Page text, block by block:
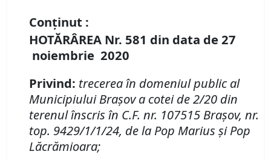
Conținut :
HOTĂRÂREA Nr. 581 din data de 27
noiembrie 2020
Privind: trecerea în domeniul public al
Municipiului Braşov a cotei de 2/20 din
terenul înscris în C.F. nr. 107515 Brașov, nr.
top. 9429/1/1/24, de la Pop Marius și Pop
Lăcrămioara;